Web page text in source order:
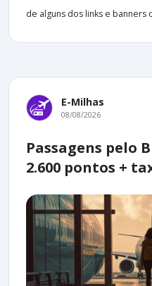
de alguns dos links e banners
E-Milhas
08/08/2026
Passagens pelo
2.600 pontos +